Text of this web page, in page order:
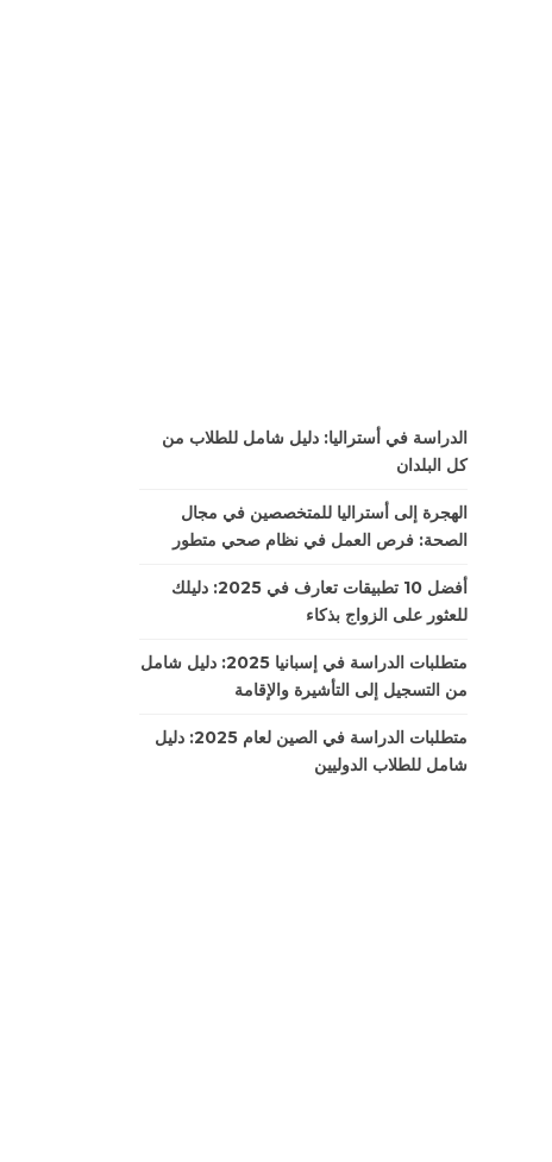
الدراسة في أستراليا: دليل شامل للطلاب من
كل البلدان
الهجرة إلى أستراليا للمتخصصين في مجال
الصحة: فرص العمل في نظام صحي متطور
أفضل 10 تطبيقات تعارف في 2025: دليلك
للعثور على الزواج بذكاء
متطلبات الدراسة في إسبانيا 2025: دليل شامل
من التسجيل إلى التأشيرة والإقامة
متطلبات الدراسة في الصين لعام 2025: دليل
شامل للطلاب الدوليين